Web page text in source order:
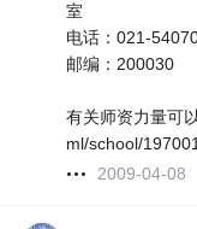
室
电话：021-
邮编：200030
有关师资力量可
ml/school/
2009-04-08